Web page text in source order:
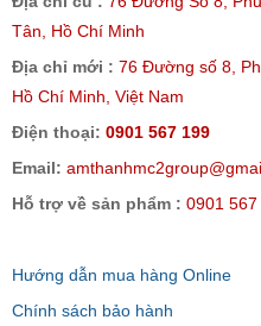
Tân, Hồ Chí Minh
Địa chỉ mới : 76 Đường số 8,
Hồ Chí Minh, Việt Nam
Điện thoại: 0901 567 199
Email:
Hỗ trợ về sản phẩm : 0901 567
Hướng dẫn mua hàng Online
Chính sách bảo hành